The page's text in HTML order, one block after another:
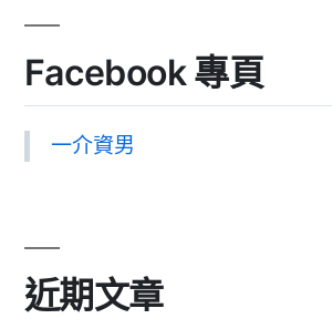
Facebook 專頁
一介資男
近期文章